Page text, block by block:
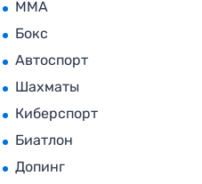
MMA
Бокс
Автоспорт
Шахматы
Киберспорт
Биатлон
Допинг